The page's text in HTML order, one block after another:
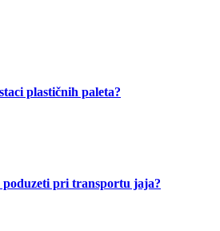
plastičnih paleta?
pri transportu jaja?